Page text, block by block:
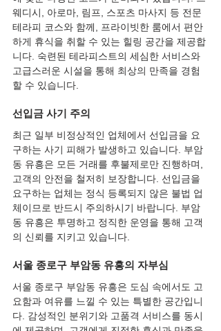
웨디시, 아로마, 림프, 스포츠 마사지 등 전문
테라피 코스와 함께, 프라이빗한 룸에서 편안
하게 휴식을 취할 수 있는 힐링 공간을 제공합
니다. 숙련된 테라피스트의 세심한 서비스와
고급스러운 시설을 통해 최상의 만족을 경험
할 수 있습니다.
선입금 사기 주의
최근 일부 비정상적인 업체에서 선입금을 요
구하는 사기 피해가 발생하고 있습니다. 부암
동 유흥은 모든 거래를 후불제로만 진행하며,
고객의 안전을 철저히 보장합니다. 선입금을
요구하는 업체는 정식 등록되지 않은 불법 업
체이므로 반드시 주의하시기 바랍니다. 부암
동 유흥은 투명하고 정직한 운영을 통해 고객
의 신뢰를 지키고 있습니다.
서울 종로구 부암동 유흥의 자부심
서울 종로구 부암동 유흥은 도심 속에서도 고
요함과 여유를 느낄 수 있는 특별한 공간입니
다. 감성적인 분위기와 고품격 서비스를 동시